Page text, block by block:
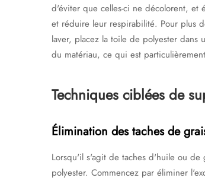
d'éviter que celles-ci ne décolorent, et
et réduire leur respirabilité. Pour plus
laver, placez la toile de polyester
du matériau, ce qui est
Techniques ciblées de
Élimination des taches de
Lorsqu'il s'agit de taches d'huile ou
polyester. Commencez par éliminer